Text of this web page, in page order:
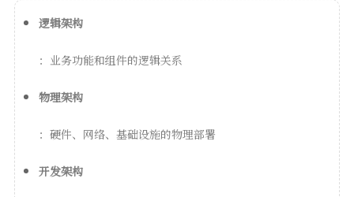
逻辑架构
：业务功能和组件的逻辑关系
物理架构
：硬件、网络、基础设施的物理部署
开发架构